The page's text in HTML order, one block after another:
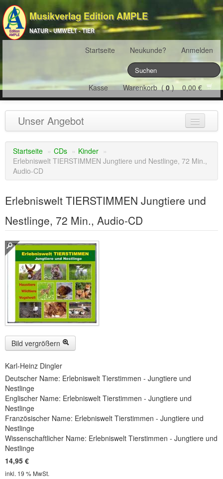
Musikverlag Edition AMPLE
NATUR - UMWELT - TIER
Startseite Neukunde? Anmelden
Kasse Warenkorb (0) 0,00 €
Unser Angebot
NATURJAHR(12)
ÖSTERREICH(22)
FRANKREICH(19)
SCHWEIZ(16)
Buckelwiesen und Karwendelgebirge
Serie ENTSPANNUNG NATUR
CDs
SOFORT HERUNTERLADEN
CD-ROM-MP3/DVD-ROM-MP3
Spezial, Buch(28)
Engl./Franz. Produkte
Themensuche
Soundarchiv
Startseite » CDs » Kinder »
Erlebniswelt TIERSTIMMEN Jungtiere und Nestlinge, 72 Min.,
Audio-CD
Erlebniswelt TIERSTIMMEN Jungtiere und
Nestlinge, 72 Min., Audio-CD
Bild vergrößern
Karl-Heinz Dingler
Deutscher Name: Erlebniswelt Tierstimmen - Jungtiere und
Nestlinge
Englischer Name: Erlebniswelt Tierstimmen - Jungtiere und
Nestlinge
Französischer Name: Erlebniswelt Tierstimmen - Jungtiere und
Nestlinge
Wissenschaftlicher Name: Erlebniswelt Tierstimmen - Jungtiere und
Nestlinge
14,95 €
inkl. 19 % MwSt.